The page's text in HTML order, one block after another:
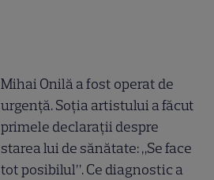
Mihai Onilă a fost operat de
urgență. Soția artistului a făcut
primele declarații despre
starea lui de sănătate: „Se face
tot posibilul”. Ce diagnostic a